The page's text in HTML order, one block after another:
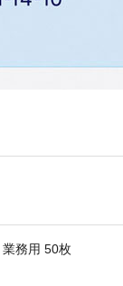
務用 50枚